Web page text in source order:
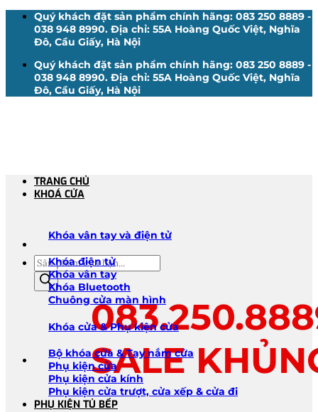
Quý khách đặt sản phẩm chính hãng: 083 250 8889 -
038 948 8990. Địa chỉ: 55A Hoàng Quốc Việt, Nghĩa
Đô, Cầu Giấy, Hà Nội
Quý khách đặt sản phẩm chính hãng: 083 250 8889 -
038 948 8990. Địa chỉ: 55A Hoàng Quốc Việt, Nghĩa
Đô, Cầu Giấy, Hà Nội
Tìm
kiếm
sản
phẩm
SALE
TRANG CHỦ
KHOÁ CỬA
Khóa vân tay và điện tử
Khóa điện tử
Khóa vân tay
Khóa Bluetooth
Chuông cửa màn hình
Khóa cửa & Phụ kiện cửa
Bộ khóa cửa & Tay nắm cửa
Phụ kiện cửa
Phụ kiện cửa kính
Phụ kiện cửa trượt, cửa xếp & cửa đi
PHỤ KIỆN TỦ BẾP